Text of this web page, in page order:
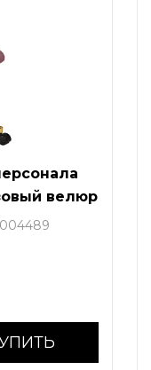
велюр